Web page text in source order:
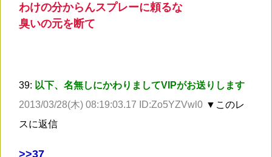
わけの分からんスプレーに頼るな
臭いの元を断て
39: 以下、名無しにかわりましてVIPがお送りします
2013/03/28(木) 08:19:03.17 ID:Zo5YZVwl0 ▼このレ
スに返信
>>37